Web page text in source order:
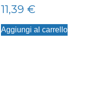
11,39 €
Aggiungi al carrello